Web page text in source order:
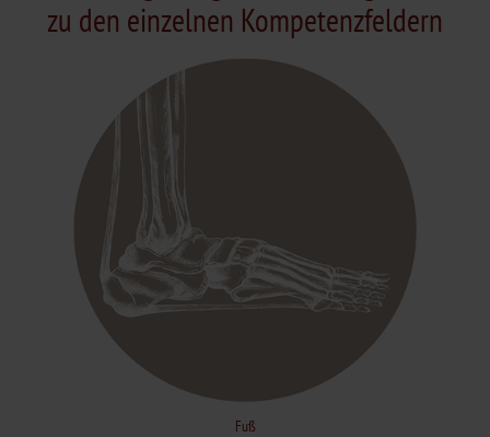
zu den einzelnen Kompetenzfeldern
Fuß